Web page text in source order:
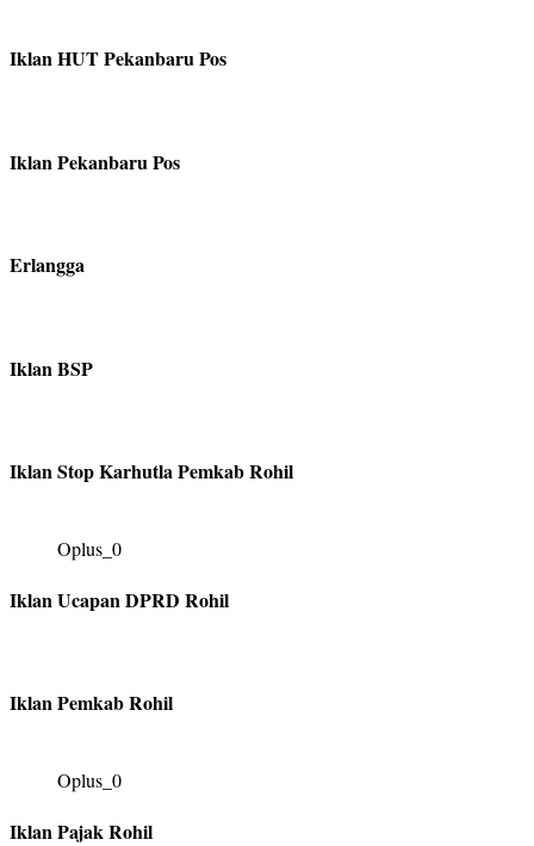
Iklan HUT Pekanbaru Pos
Iklan Pekanbaru Pos
Erlangga
Iklan BSP
Iklan Stop Karhutla Pemkab Rohil
Oplus_0
Iklan Ucapan DPRD Rohil
Iklan Pemkab Rohil
Oplus_0
Iklan Pajak Rohil